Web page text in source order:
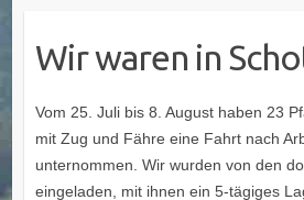
Wir waren in
Vom 25. Juli bis 8. August haben 23
mit Zug und Fähre eine Fahrt nach
unternommen. Wir wurden von den
eingeladen, mit ihnen ein 5-tägiges